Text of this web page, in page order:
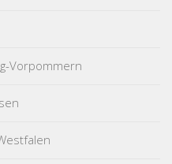
Vorpommern